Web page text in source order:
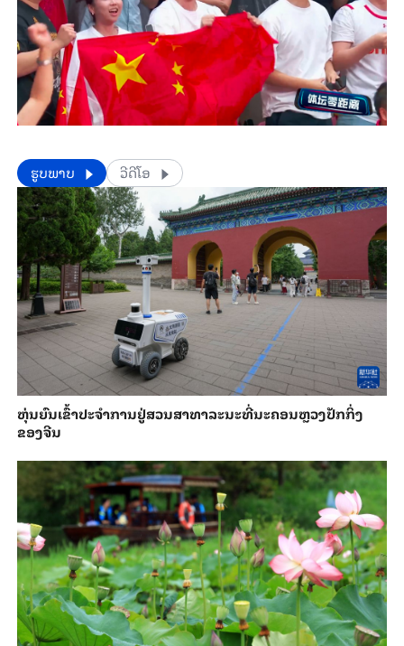
​​ຮູບພາບ ວີດີໂອ
​ຫຸ່ນ​ຍົນ​ເຂົ້າ​ປະ​ຈຳ​ການ​ຢູ່​ສວນ​ສາ​ທາ​ລະ​ນະ​ທີ່​ນະ​ຄອນຫຼວງ​ປັກ​ກິ່ງ​
ຂອງ​ຈີນ